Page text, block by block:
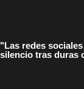
"Las redes
silencio tras duras